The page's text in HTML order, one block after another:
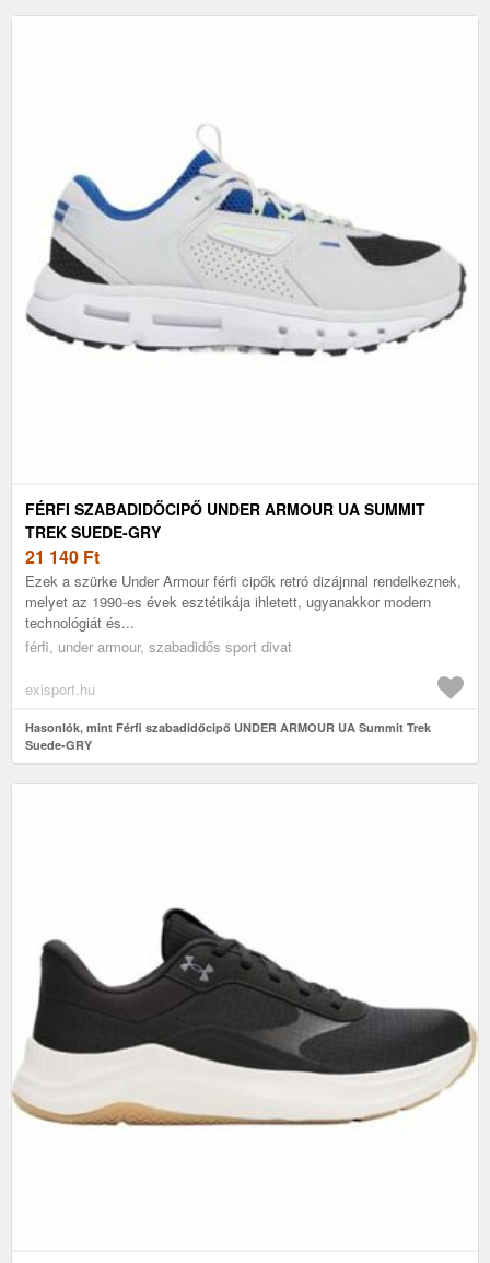
FÉRFI SZABADIDŐCIPŐ UNDER ARMOUR UA SUMMIT
TREK SUEDE-GRY
21 140 Ft
Ezek a szürke Under Armour férfi cipők retró dizájnnal rendelkeznek,
melyet az 1990-es évek esztétikája ihletett, ugyanakkor modern
technológiát és...
férfi, under armour, szabadidős sport divat
exisport.hu
Hasonlók, mint Férfi szabadidőcipő UNDER ARMOUR UA Summit Trek
Suede-GRY